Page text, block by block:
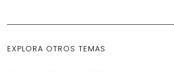
EXPLORA OTROS TEMAS